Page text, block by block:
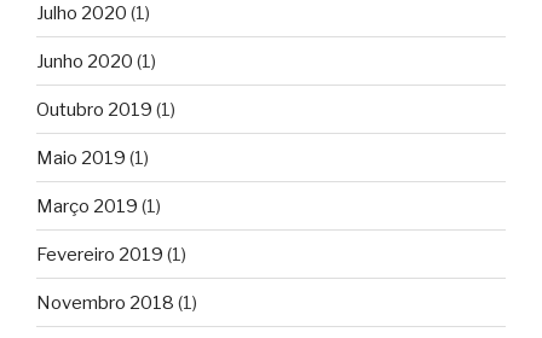
Julho 2020 (1)
Junho 2020 (1)
Outubro 2019 (1)
Maio 2019 (1)
Março 2019 (1)
Fevereiro 2019 (1)
Novembro 2018 (1)